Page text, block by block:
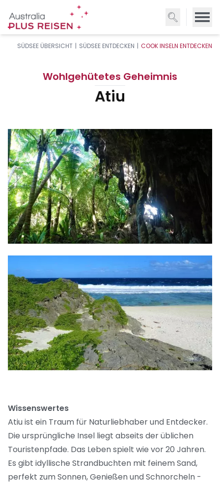
zum
Inhalt
SÜDSEE ÜBERSICHT SÜDSEE ENTDECKEN COOK INSELN ENTDECKEN
Wohlgehütetes Geheimnis
Atiu
Wissenswertes
Atiu ist ein Traum für Naturliebhaber und Entdecker.
Die ursprüngliche Insel liegt abseits der üblichen
Touristenpfade. Das Leben spielt wie vor 20 Jahren.
Es gibt idyllische Strandbuchten mit feinem Sand,
perfekt zum Sonnen, Genießen und Schnorcheln -